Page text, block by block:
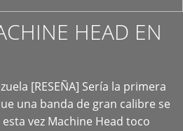
HEAD EN
[RESEÑA] Sería la primera
una banda de gran calibre se
vez Machine Head toco